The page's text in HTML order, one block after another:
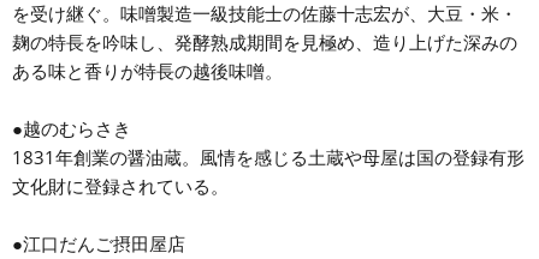
を受け継ぐ。味噌製造一級技能士の佐藤十志宏が、大豆・米・
麹の特長を吟味し、発酵熟成期間を見極め、造り上げた深みの
ある味と香りが特長の越後味噌。
●越のむらさき
1831年創業の醤油蔵。風情を感じる土蔵や母屋は国の登録有形
文化財に登録されている。
●江口だんご摂田屋店